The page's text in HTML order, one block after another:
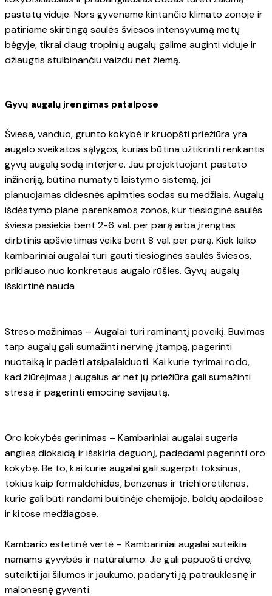
pastatų viduje. Nors gyvename kintančio klimato zonoje ir
patiriame skirtingą saulės šviesos intensyvumą metų
bėgyje, tikrai daug tropinių augalų galime auginti viduje ir
džiaugtis stulbinančiu vaizdu net žiemą.
Gyvų augalų įrengimas patalpose
Šviesa, vanduo, grunto kokybė ir kruopšti priežiūra yra
augalo sveikatos sąlygos, kurias būtina užtikrinti renkantis
gyvų augalų sodą interjere. Jau projektuojant pastato
inžineriją, būtina numatyti laistymo sistemą, jei
planuojamas didesnės apimties sodas su medžiais. Augalų
išdėstymo plane parenkamos zonos, kur tiesioginė saulės
šviesa pasiekia bent 2-6 val. per parą arba įrengtas
dirbtinis apšvietimas veiks bent 8 val. per parą. Kiek laiko
kambariniai augalai turi gauti tiesioginės saulės šviesos,
priklauso nuo konkretaus augalo rūšies. Gyvų augalų
išskirtinė nauda
Streso mažinimas – Augalai turi raminantį poveikį. Buvimas
tarp augalų gali sumažinti nervinę įtampą, pagerinti
nuotaiką ir padėti atsipalaiduoti. Kai kurie tyrimai rodo,
kad žiūrėjimas į augalus ar net jų priežiūra gali sumažinti
stresą ir pagerinti emocinę savijautą.
Oro kokybės gerinimas – Kambariniai augalai sugeria
anglies dioksidą ir išskiria deguonį, padėdami pagerinti oro
kokybę. Be to, kai kurie augalai gali sugerpti toksinus,
tokius kaip formaldehidas, benzenas ir trichloretilenas,
kurie gali būti randami buitinėje chemijoje, baldų apdailose
ir kitose medžiagose.
Kambario estetinė vertė – Kambariniai augalai suteikia
namams gyvybės ir natūralumo. Jie gali papuošti erdvę,
suteikti jai šilumos ir jaukumo, padaryti ją patrauklesnę ir
malonesnę gyventi.